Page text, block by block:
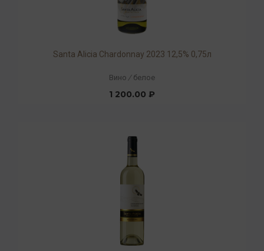
Santa Alicia Chardonnay 2023 12,5% 0,75л
Вино / белое
1 200.00 ₽